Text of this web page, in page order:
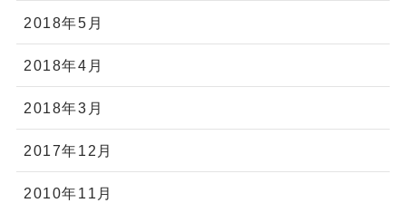
2018年5月
2018年4月
2018年3月
2017年12月
2010年11月